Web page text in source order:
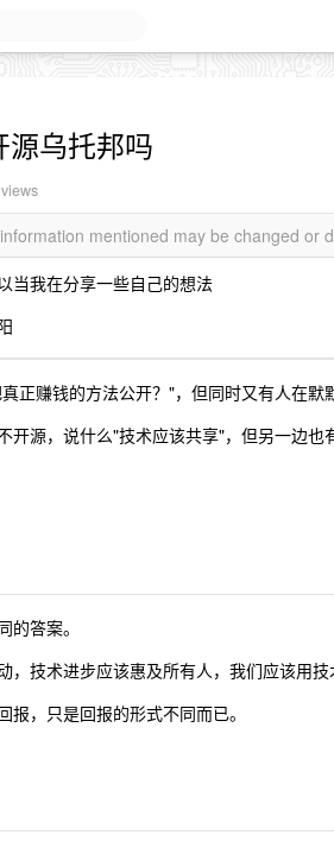
乌托邦吗
mentioned may be changed or
当我在分享一些自己的想法
正赚钱的方法公开？"，但同时又有人在默
源，说什么"技术应该共享"，但另一边也
答案。
，技术进步应该惠及所有人，我们应该用技
报，只是回报的形式不同而已。